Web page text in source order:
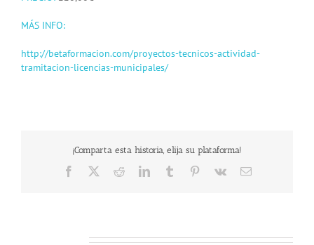
MÁS INFO:
http://betaformacion.com/proyectos-tecnicos-actividad-
tramitacion-licencias-municipales/
¡Comparta esta historia, elija su plataforma!
Facebook RedditLinkedInTumblr Pinterest
Vk Email